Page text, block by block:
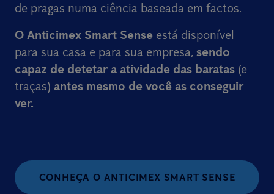
de pragas numa ciência baseada em factos.
O Anticimex Smart Sense está disponível
para sua casa e para sua empresa, sendo
capaz de detetar a atividade das baratas (e
traças) antes mesmo de você as conseguir
ver.
CONHEÇA O ANTICIMEX SMART SENSE